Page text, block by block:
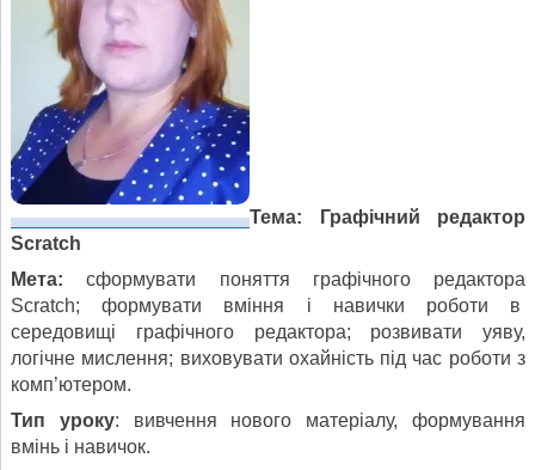
Тема:
Графічний редактор
Scratch
Мета:сформувати поняття графічного редактора
Scratch; формувати вміння і навички роботи в
середовищі графічного редактора; розвивати уяву,
логічне мислення; виховувати охайність під час роботи з
комп’ютером.
Тип уроку: вивчення нового матеріалу, формування
вмінь і навичок.